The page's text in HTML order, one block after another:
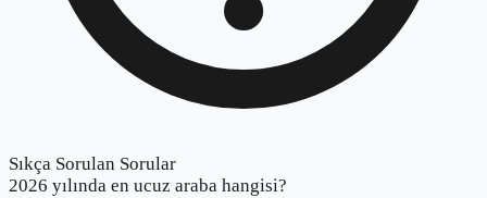
Sıkça Sorulan Sorular
2026 yılında en ucuz araba hangisi?